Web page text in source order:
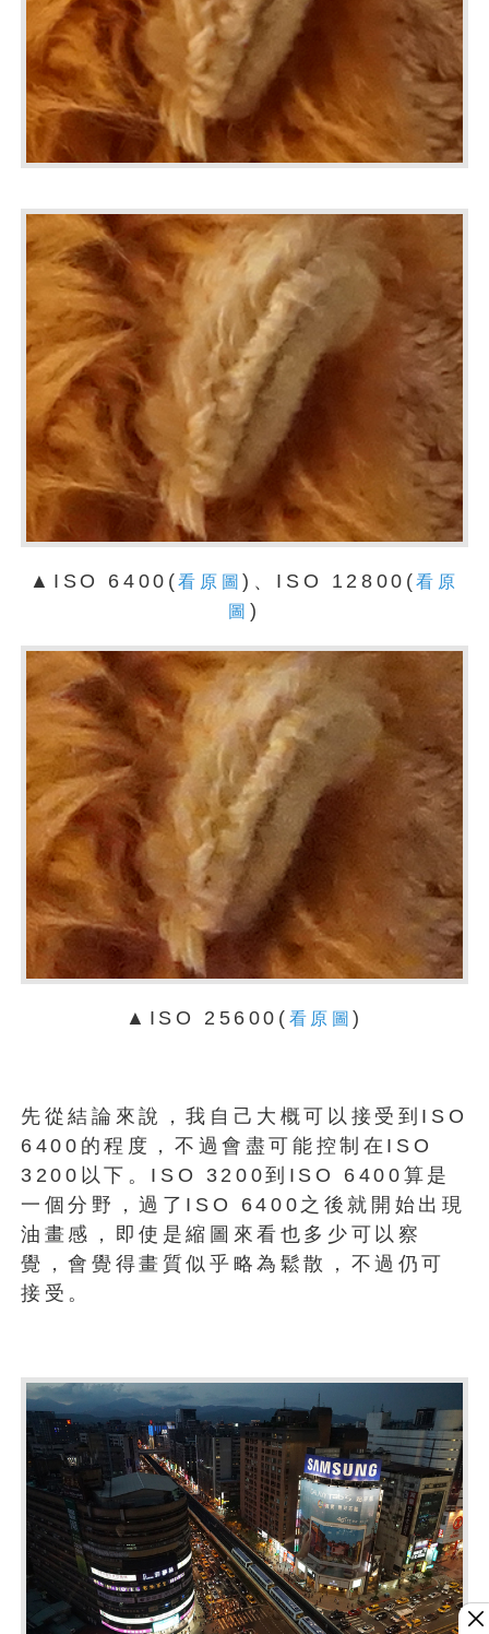
▲ISO 6400(看原圖 )、ISO 12800(看原
圖 )
▲ISO 25600( 看原圖 )
先從結論來說，我自己大概可以接受到ISO
6400的程度，不過會盡可能控制在ISO
3200以下。ISO 3200到ISO 6400算是
一個分野，過了ISO 6400之後就開始出現
油畫感，即使是縮圖來看也多少可以察
覺，會覺得畫質似乎略為鬆散，不過仍可
接受。